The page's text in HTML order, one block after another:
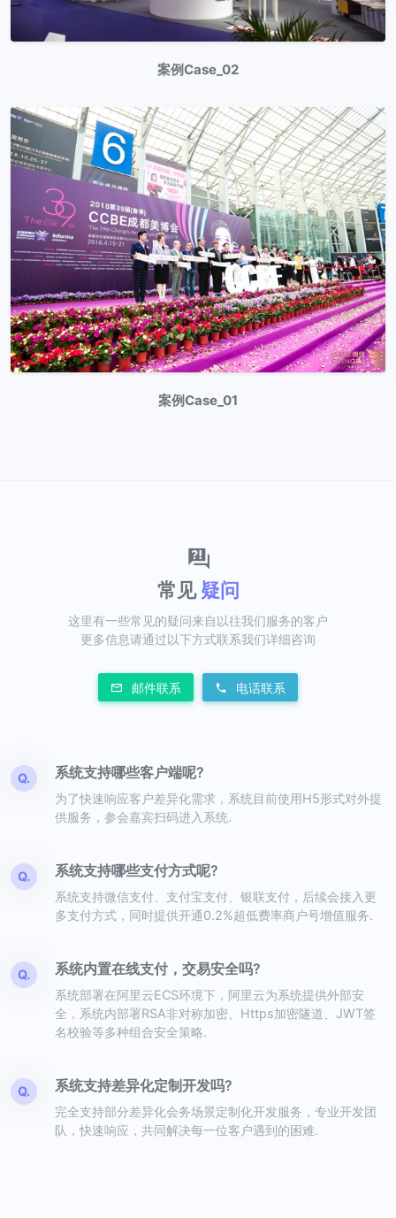
案例Case_02
案例Case_01
常见疑问
这里有一些常见的疑问来自以往我们服务的客户
更多信息请通过以下方式联系我们详细咨询
邮件联系 电话联系
Q. 系统支持哪些客户端呢?
为了快速响应客户差异化需求，系统目前使用H5形式对外提
供服务，参会嘉宾扫码进入系统.
Q. 系统支持哪些支付方式呢?
系统支持微信支付、支付宝支付、银联支付，后续会接入更
多支付方式，同时提供开通0.2%超低费率商户号增值服务.
Q. 系统内置在线支付，交易安全吗?
系统部署在阿里云ECS环境下，阿里云为系统提供外部安
全，系统内部署RSA非对称加密、Https加密隧道、JWT签
名校验等多种组合安全策略.
Q. 系统支持差异化定制开发吗?
完全支持部分差异化会务场景定制化开发服务，专业开发团
队，快速响应，共同解决每一位客户遇到的困难.